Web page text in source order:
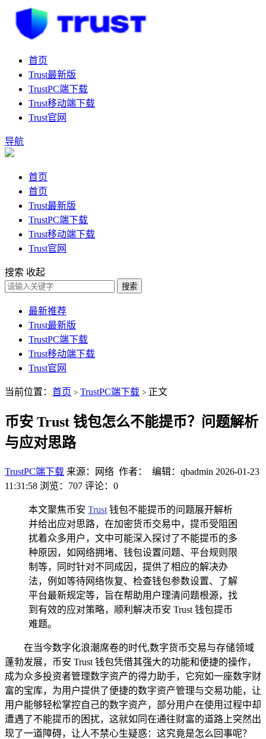
首页
Trust最新版
TrustPC端下载
Trust移动端下载
Trust官网
导航
首页
首页
Trust最新版
TrustPC端下载
Trust移动端下载
Trust官网
搜索 收起
搜索
最新推荐
Trust最新版
TrustPC端下载
Trust移动端下载
Trust官网
当前位置： 首页 > TrustPC端下载 > 正文
币安 Trust 钱包怎么不能提币？问题解析
与应对思路
TrustPC端下载 来源：网络 作者： 编辑：qbadmin 2026-01-23
11:31:58 浏览：707 评论：0
本文聚焦币安 Trust 钱包不能提币的问题展开解析
并给出应对思路，在加密货币交易中，提币受阻困
扰着众多用户，文中可能深入探讨了不能提币的多
种原因，如网络拥堵、钱包设置问题、平台规则限
制等，同时针对不同成因，提供了相应的解决办
法，例如等待网络恢复、检查钱包参数设置、了解
平台最新规定等，旨在帮助用户理清问题根源，找
到有效的应对策略，顺利解决币安 Trust 钱包提币
难题。
在当今数字化浪潮席卷的时代,数字货币交易与存储领域
蓬勃发展，币安 Trust 钱包凭借其强大的功能和便捷的操作，
成为众多投资者管理数字资产的得力助手，它宛如一座数字财
富的宝库，为用户提供了便捷的数字资产管理与交易功能，让
用户能够轻松掌控自己的数字资产，部分用户在使用过程中却
遭遇了不能提币的困扰，这就如同在通往财富的道路上突然出
现了一道障碍，让人不禁心生疑惑：这究竟是怎么回事呢？